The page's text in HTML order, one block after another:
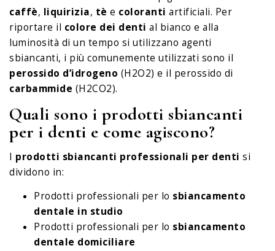
caffè, liquirizia, tè e coloranti artificiali. Per
riportare il colore dei denti al bianco e alla
luminosità di un tempo si utilizzano agenti
sbiancanti, i più comunemente utilizzati sono il
perossido d’idrogeno (H2O2) e il perossido di
carbammide (H2CO2).
Quali sono i prodotti sbiancanti
per i denti e come agiscono?
I prodotti sbiancanti professionali per denti si
dividono in:
Prodotti professionali per lo sbiancamento
dentale in studio
Prodotti professionali per lo sbiancamento
dentale domiciliare